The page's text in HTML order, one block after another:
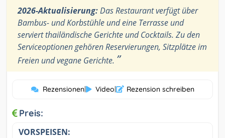
2026-Aktualisierung:Das Restaurant verfügt über
Bambus- und Korbstühle und eine Terrasse und
serviert thailändische Gerichte und Cocktails. Zu den
Serviceoptionen gehören Reservierungen, Sitzplätze im
Freien und vegane Gerichte. ”
Rezensionen| Video| Rezension schreiben
Preis:
VORSPEISEN: